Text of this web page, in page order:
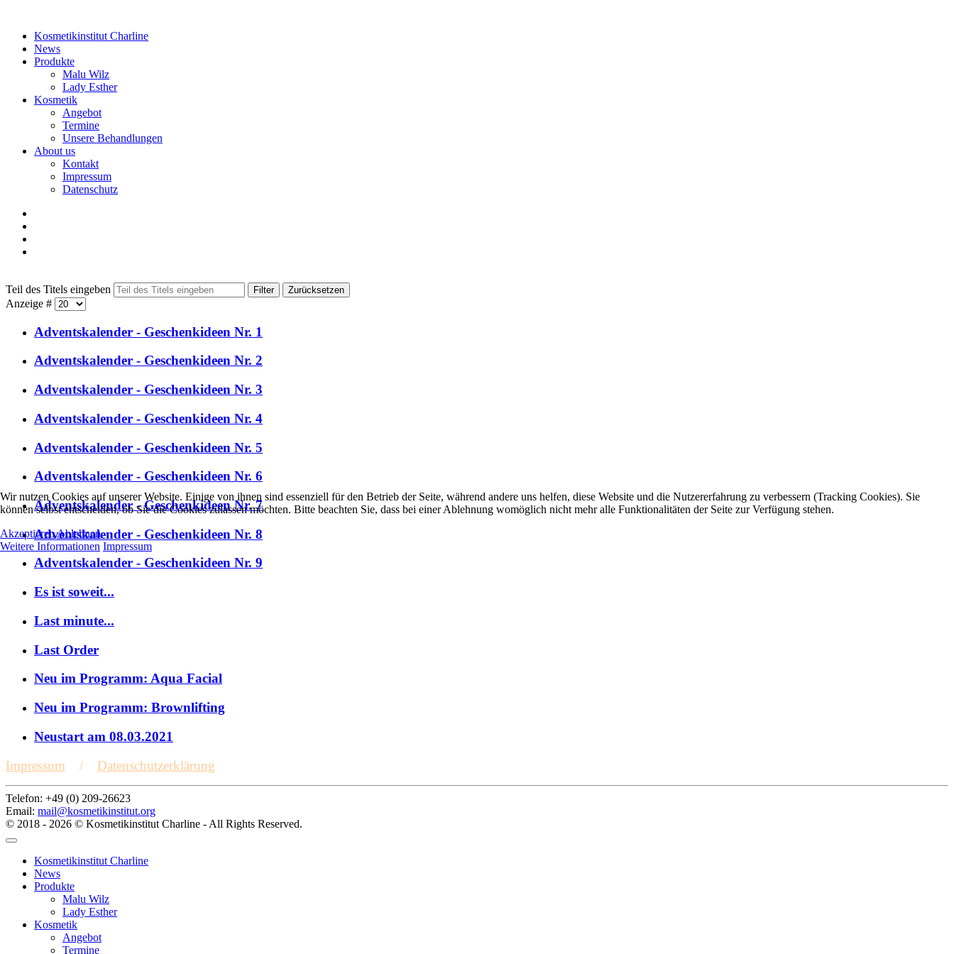
Kosmetikinstitut Charline
News
Produkte
Malu Wilz
Lady Esther
Kosmetik
Angebot
Termine
Unsere Behandlungen
About us
Kontakt
Impressum
Datenschutz
Teil des Titels eingeben Filter Zurücksetzen
Anzeige #
Adventskalender - Geschenkideen Nr. 1
Adventskalender - Geschenkideen Nr. 2
Adventskalender - Geschenkideen Nr. 3
Adventskalender - Geschenkideen Nr. 4
Adventskalender - Geschenkideen Nr. 5
Adventskalender - Geschenkideen Nr. 6
Adventskalender - Geschenkideen Nr. 7
Adventskalender - Geschenkideen Nr. 8
Adventskalender - Geschenkideen Nr. 9
Es ist soweit...
Last minute...
Last Order
Neu im Programm: Aqua Facial
Neu im Programm: Brownlifting
Neustart am 08.03.2021
Impressum / Datenschutzerklärung
Telefon: +49 (0) 209-26623
Email: mail@kosmetikinstitut.org
© 2018 - 2026 © Kosmetikinstitut Charline - All Rights Reserved.
Kosmetikinstitut Charline
News
Produkte
Malu Wilz
Lady Esther
Kosmetik
Angebot
Termine
Wir nutzen Cookies auf unserer Website. Einige von ihnen sind essenziell für den Betrieb der Seite, während andere uns helfen, diese Website und die Nutzererfahrung zu verbessern (Tracking Cookies). Sie
können selbst entscheiden, ob Sie die Cookies zulassen möchten. Bitte beachten Sie, dass bei einer Ablehnung womöglich nicht mehr alle Funktionalitäten der Seite zur Verfügung stehen.
AkzeptierenAblehnen
Weitere Informationen Impressum